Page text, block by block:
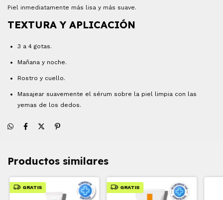
Piel inmediatamente más lisa y más suave.
TEXTURA Y APLICACIÓN
3 a 4 gotas.
Mañana y noche.
Rostro y cuello.
Masajear suavemente el sérum sobre la piel limpia con las
yemas de los dedos.
Productos similares
GRATIS GRATIS